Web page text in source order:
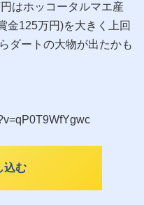
はホッコータルマエ産
金125万円)を大きく上回
ダートの大物が出たかも
込む